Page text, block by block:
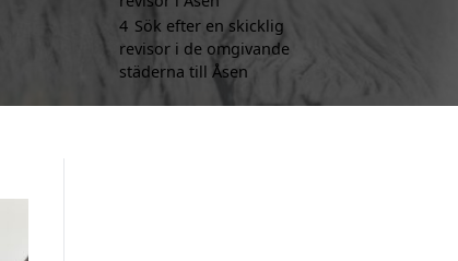
4 Sök efter en skicklig
revisor i de omgivande
städerna till Åsen